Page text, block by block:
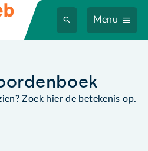
Menu
Zoek hier de betekenis op.